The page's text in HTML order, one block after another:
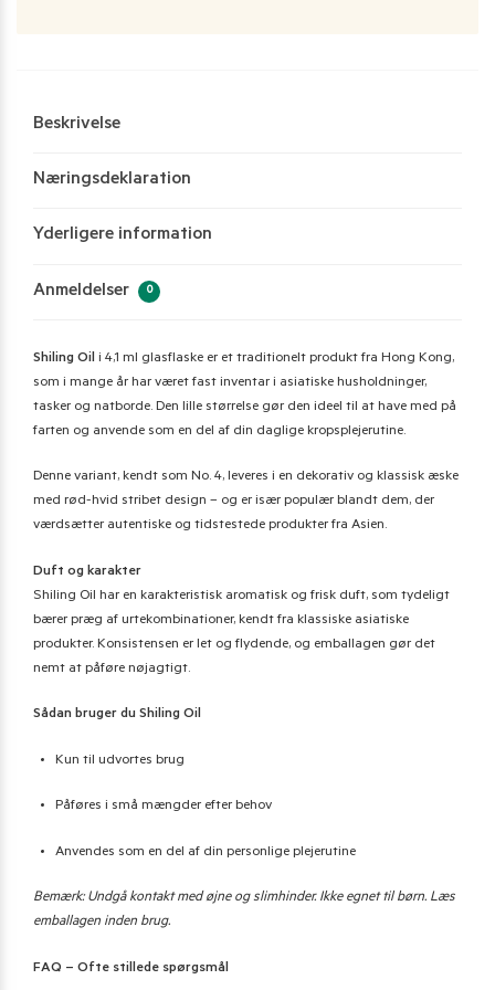
Beskrivelse
Næringsdeklaration
Yderligere information
Anmeldelser 0
Shiling Oil i 4,1 ml glasflaske er et traditionelt produkt fra Hong Kong,
som i mange år har været fast inventar i asiatiske husholdninger,
tasker og natborde. Den lille størrelse gør den ideel til at have med på
farten og anvende som en del af din daglige kropsplejerutine.
Denne variant, kendt som No. 4, leveres i en dekorativ og klassisk æske
med rød-hvid stribet design – og er især populær blandt dem, der
værdsætter autentiske og tidstestede produkter fra Asien.
Duft og karakter
Shiling Oil har en karakteristisk aromatisk og frisk duft, som tydeligt
bærer præg af urtekombinationer, kendt fra klassiske asiatiske
produkter. Konsistensen er let og flydende, og emballagen gør det
nemt at påføre nøjagtigt.
Sådan bruger du Shiling Oil
Kun til udvortes brug
Påføres i små mængder efter behov
Anvendes som en del af din personlige plejerutine
Bemærk: Undgå kontakt med øjne og slimhinder. Ikke egnet til børn. Læs
emballagen inden brug.
FAQ – Ofte stillede spørgsmål